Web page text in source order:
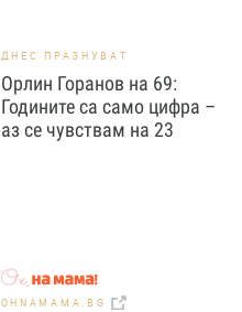
ДНЕС ПРАЗНУВАТ
Орлин Горанов на 69:
Годините са само цифра –
аз се чувствам на 23
OHNAMAMA.BG